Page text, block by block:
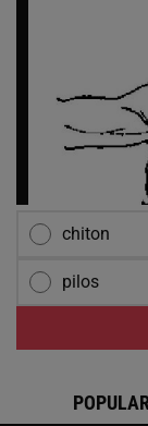
chiton
pilos